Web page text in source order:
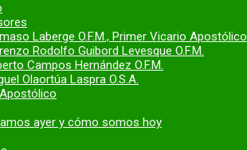
Laberge O.F.M., Primer Vicario Apostólico
Rodolfo Guibord Levesque O.F.M.
Campos Hernández O.F.M.
Olaortúa Laspra O.S.A.
ayer y cómo somos hoy